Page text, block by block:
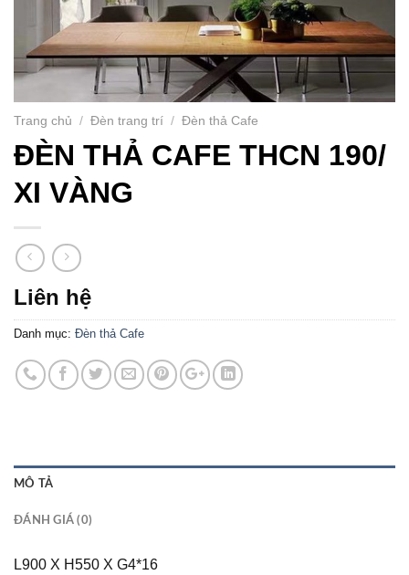
Trang chủ / Đèn trang trí / Đèn thả Cafe
ĐÈN THẢ CAFE THCN 190/
XI VÀNG
Liên hệ
Danh mục: Đèn thả Cafe
MÔ TẢ
ĐÁNH GIÁ (0)
L900 X H550 X G4*16